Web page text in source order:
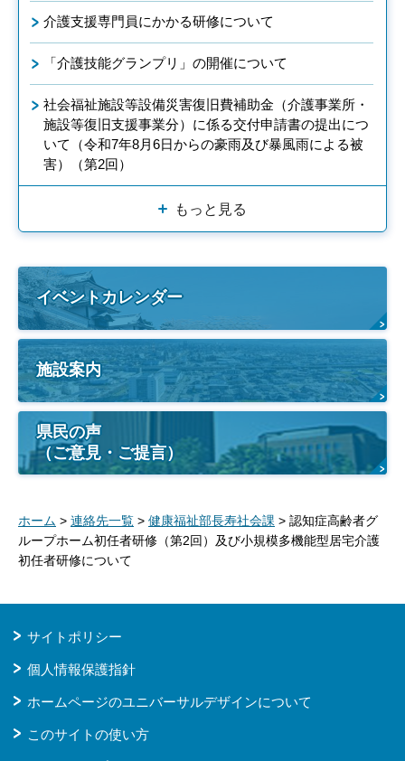
介護支援専門員にかかる研修について
「介護技能グランプリ」の開催について
社会福祉施設等設備災害復旧費補助金（介護事業所・
施設等復旧支援事業分）に係る交付申請書の提出につ
いて（令和7年8月6日からの豪雨及び暴風雨による被
害）（第2回）
もっと見る
イベントカレンダー
施設案内
県民の声
（ご意見・ご提言）
ホーム > 連絡先一覧 > 健康福祉部長寿社会課 > 認知症高齢者グ
ループホーム初任者研修（第2回）及び小規模多機能型居宅介護
初任者研修について
サイトポリシー
個人情報保護指針
ホームページのユニバーサルデザインについて
このサイトの使い方